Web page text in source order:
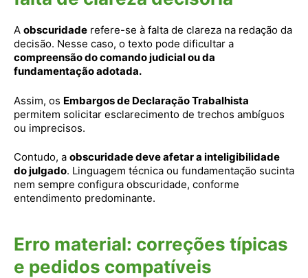
A obscuridade refere-se à falta de clareza na redação da
decisão. Nesse caso, o texto pode dificultar a
compreensão do comando judicial ou da
fundamentação adotada.
Assim, os Embargos de Declaração Trabalhista
permitem solicitar esclarecimento de trechos ambíguos
ou imprecisos.
Contudo, a obscuridade deve afetar a inteligibilidade
do julgado. Linguagem técnica ou fundamentação sucinta
nem sempre configura obscuridade, conforme
entendimento predominante.
Erro material: correções típicas
e pedidos compatíveis